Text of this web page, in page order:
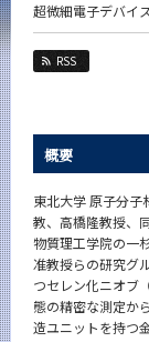
超微細電子デバイ
RSS
概要
東北大学 原子分子
教、高橋隆教授、
物質理工学院の一
准教授らの研究グ
つセレン化ニオブ
態の精密な測定か
造ユニットを持つ
教員・研究室
入学案内
応用化学系
News
News 一覧
カテゴリ別